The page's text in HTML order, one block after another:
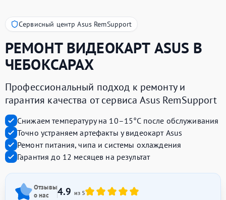
Сервисный центр Asus RemSupport
РЕМОНТ ВИДЕОКАРТ ASUS В
ЧЕБОКСАРАХ
Профессиональный подход к ремонту и
гарантия качества от сервиса Asus RemSupport
Снижаем температуру на 10–15°C после обслуживания
Точно устраняем артефакты у видеокарт Asus
Ремонт питания, чипа и системы охлаждения
Гарантия до 12 месяцев на результат
Отзывы
о нас
4.9 из 5